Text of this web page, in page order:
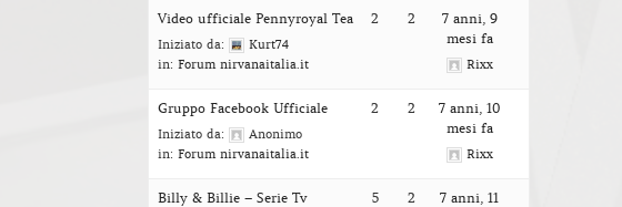
Video ufficiale Pennyroyal Tea
Iniziato da:
Kurt74
in: Forum nirvanaitalia.it
2 2
7 anni, 9
mesi fa
Rixx
Gruppo Facebook Ufficiale
Iniziato da:
Anonimo
in: Forum nirvanaitalia.it
2 2
7 anni, 10
mesi fa
Rixx
Billy & Billie – Serie Tv 5 2
7 anni, 11